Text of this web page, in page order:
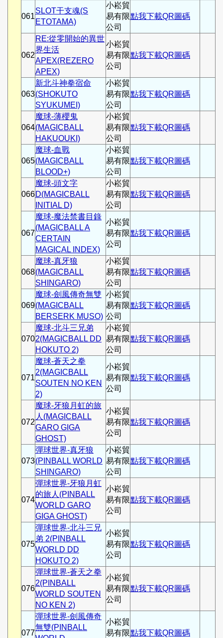
061
SLOT干支魂(S
ETOTAMA)
小崧貿
易有限
公司
點我下載QR圖碼
062
RE:從零開始的異世
界生活
APEX(REZERO
APEX)
小崧貿
易有限
公司
點我下載QR圖碼
063
新北斗神拳宿命
(SHOKUTO
SYUKUMEI)
小崧貿
易有限
公司
點我下載QR圖碼
064
魔球-薄櫻鬼
(MAGICBALL
HAKUOUKI)
小崧貿
易有限
公司
點我下載QR圖碼
065
魔球-血戰
(MAGICBALL
BLOOD+)
小崧貿
易有限
公司
點我下載QR圖碼
066
魔球-頭文字
D(MAGICBALL
INITIAL D)
小崧貿
易有限
公司
點我下載QR圖碼
067
魔球-魔法禁書目錄
(MAGICBALL A
CERTAIN
MAGICAL INDEX)
小崧貿
易有限
公司
點我下載QR圖碼
068
魔球-真牙狼
(MAGICBALL
SHINGARO)
小崧貿
易有限
公司
點我下載QR圖碼
069
魔球-劍風傳奇無雙
(MAGICBALL
BERSERK MUSO)
小崧貿
易有限
公司
點我下載QR圖碼
070
魔球-北斗三兄弟
2(MAGICBALL DD
HOKUTO 2)
小崧貿
易有限
公司
點我下載QR圖碼
071
魔球-蒼天之拳
2(MAGICBALL
SOUTEN NO KEN
2)
小崧貿
易有限
公司
點我下載QR圖碼
072
魔球-牙狼月虹的旅
人(MAGICBALL
GARO GIGA
GHOST)
小崧貿
易有限
公司
點我下載QR圖碼
073
彈球世界-真牙狼
(PINBALL WORLD
SHINGARO)
小崧貿
易有限
公司
點我下載QR圖碼
074
彈球世界-牙狼月虹
的旅人(PINBALL
WORLD GARO
GIGA GHOST)
小崧貿
易有限
公司
點我下載QR圖碼
075
彈球世界-北斗三兄
弟 2(PINBALL
WORLD DD
HOKUTO 2)
小崧貿
易有限
公司
點我下載QR圖碼
076
彈球世界-蒼天之拳
2(PINBALL
WORLD SOUTEN
NO KEN 2)
小崧貿
易有限
公司
點我下載QR圖碼
077
彈球世界-劍風傳奇
無雙(PINBALL
小崧貿
易有限點我下載QR圖碼